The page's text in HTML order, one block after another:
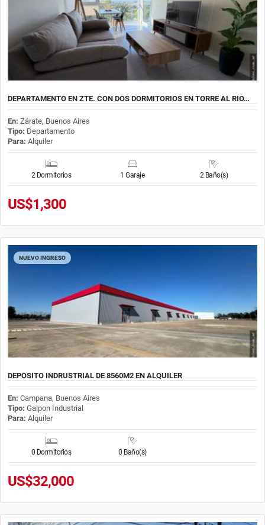
DEPARTAMENTO EN ZTE. CON DOS DORMITORIOS EN TORRE AL RIO…
En: Zárate, Buenos Aires
Tipo: Departamento
Para: Alquiler
2 Dormitorios 1 Garaje 2 Baño(s)
US$1,300
NUEVO INGRESO
DEPOSITO INDRUSTRIAL DE 8560M2 EN ALQUILER
En: Campana, Buenos Aires
Tipo: Galpon Industrial
Para: Alquiler
0 Dormitorios 0 Baño(s)
US$32,000